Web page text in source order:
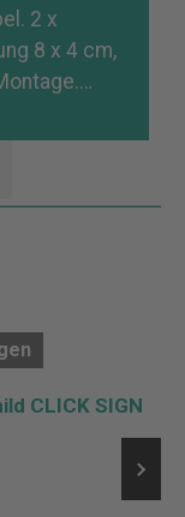
2 x
8 x 4 cm,
CLICK SIGN